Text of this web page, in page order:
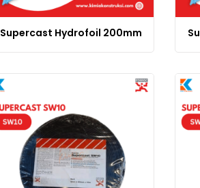
Supercast Hydrofoil 200mm